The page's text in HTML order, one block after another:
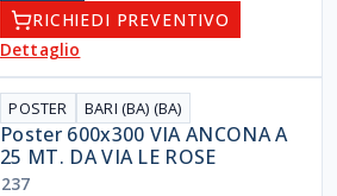
RICHIEDI PREVENTIVO
Dettaglio
POSTER BARI (BA) (BA)
Poster 600x300 VIA ANCONA A
25 MT. DA VIA LE ROSE
237